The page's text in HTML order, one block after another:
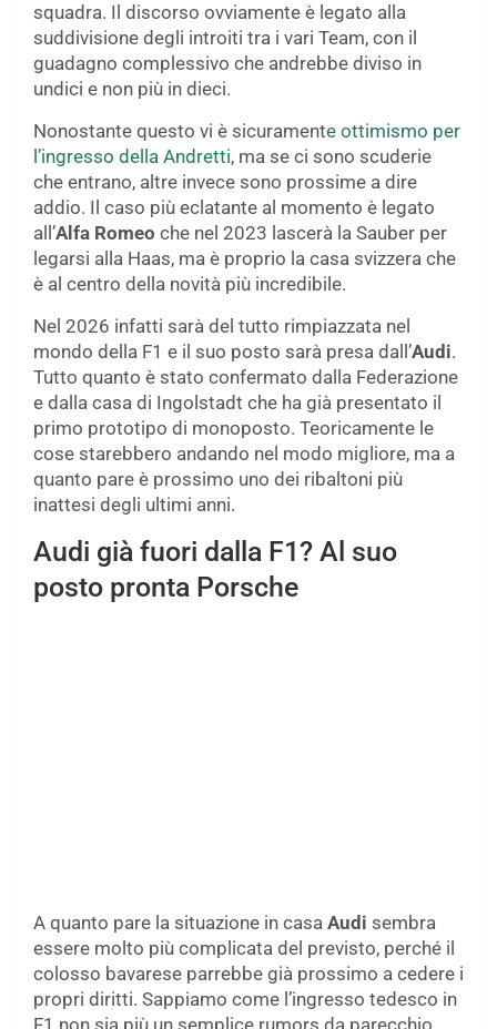
squadra. Il discorso ovviamente è legato alla
suddivisione degli introiti tra i vari Team, con il
guadagno complessivo che andrebbe diviso in
undici e non più in dieci.
Nonostante questo vi è sicuramente ottimismo per
l’ingresso della Andretti, ma se ci sono scuderie
che entrano, altre invece sono prossime a dire
addio. Il caso più eclatante al momento è legato
all’Alfa Romeo che nel 2023 lascerà la Sauber per
legarsi alla Haas, ma è proprio la casa svizzera che
è al centro della novità più incredibile.
Nel 2026 infatti sarà del tutto rimpiazzata nel
mondo della F1 e il suo posto sarà presa dall’Audi.
Tutto quanto è stato confermato dalla Federazione
e dalla casa di Ingolstadt che ha già presentato il
primo prototipo di monoposto. Teoricamente le
cose starebbero andando nel modo migliore, ma a
quanto pare è prossimo uno dei ribaltoni più
inattesi degli ultimi anni.
Audi già fuori dalla F1? Al suo
posto pronta Porsche
A quanto pare la situazione in casa Audi sembra
essere molto più complicata del previsto, perché il
colosso bavarese parrebbe già prossimo a cedere i
propri diritti. Sappiamo come l’ingresso tedesco in